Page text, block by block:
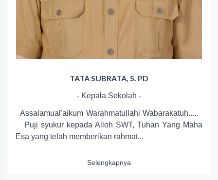
TATA SUBRATA, S. PD
- Kepala Sekolah -
Assalamual'aikum Warahmatullahi Wabarakatuh.....
Puji syukur kepada Alloh SWT, Tuhan Yang Maha
Esa yang telah memberikan rahmat...
Selengkapnya